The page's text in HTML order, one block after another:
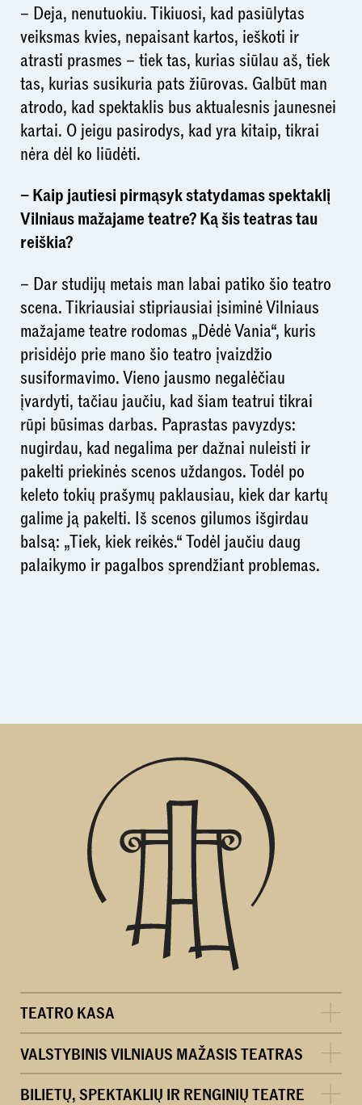
– Deja, nenutuokiu. Tikiuosi, kad pasiūlytas
veiksmas kvies, nepaisant kartos, ieškoti ir
atrasti prasmes – tiek tas, kurias siūlau aš, tiek
tas, kurias susikuria pats žiūrovas. Galbūt man
atrodo, kad spektaklis bus aktualesnis jaunesnei
kartai. O jeigu pasirodys, kad yra kitaip, tikrai
nėra dėl ko liūdėti.
– Kaip jautiesi pirmąsyk statydamas spektaklį
Vilniaus mažajame teatre? Ką šis teatras tau
reiškia?
– Dar studijų metais man labai patiko šio teatro
scena. Tikriausiai stipriausiai įsiminė Vilniaus
mažajame teatre rodomas „Dėdė Vania“, kuris
prisidėjo prie mano šio teatro įvaizdžio
susiformavimo. Vieno jausmo negalėčiau
įvardyti, tačiau jaučiu, kad šiam teatrui tikrai
rūpi būsimas darbas. Paprastas pavyzdys:
nugirdau, kad negalima per dažnai nuleisti ir
pakelti priekinės scenos uždangos. Todėl po
keleto tokių prašymų paklausiau, kiek dar kartų
galime ją pakelti. Iš scenos gilumos išgirdau
balsą: „Tiek, kiek reikės.“ Todėl jaučiu daug
palaikymo ir pagalbos sprendžiant problemas.
TEATRO KASA
VALSTYBINIS VILNIAUS MAŽASIS TEATRAS
BILIETŲ, SPEKTAKLIŲ IR RENGINIŲ TEATRE